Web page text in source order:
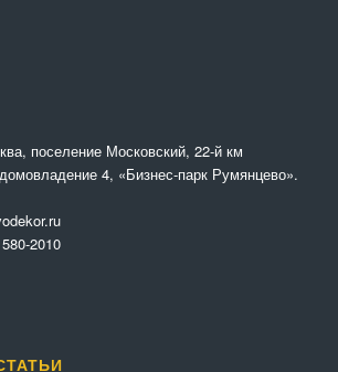
поселение Московский, 22-й км
4, «Бизнес-парк Румянцево».
2010